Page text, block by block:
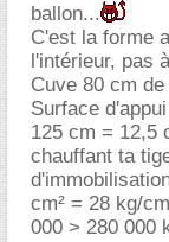
ballon...
C'est la forme
l'intérieur, pas
Cuve 80 cm
Surface
125 cm = 12,5
chauffant ta
cm² = 28 kg/
000 > 280 000